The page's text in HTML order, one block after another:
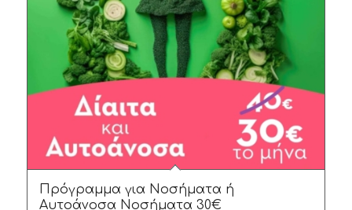
Πρόγραμμα για Νοσήματα ή
Αυτοάνοσα Νοσήματα 30€